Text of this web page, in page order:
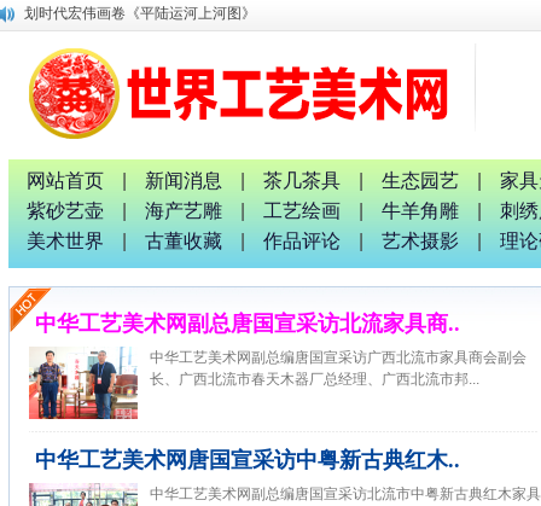
划时代宏伟画卷《平陆运河上河图》
唐国宣 谢伟良等出席八桂孔雀宴开业盛典活动
唐国宣采访中华唐氏宗亲广西分会副秘书长唐金军
融水梦呜苗寨十九坡会震撼天地 苗族服装服饰靓人间
中国专家评审团主席唐国宣采访桂林人大代表曹玉生并合影
南宁市委统战部副部长、市工商联党组书记张献辉谆谆教诲
2026广西红色诗词歌舞文艺联欢晚会新闻发布会暨启动仪式
广西非物质文化遗产研究院院长唐正柱致辞
网站首页 新闻消息 茶几茶具 生态园艺
家
紫砂艺壶
海产艺雕 工艺绘画 牛羊角雕
刺
美术世界
古董收藏 作品评论 艺术摄影 理
中华工艺美术网副总唐国宣采访北流家具商..
中华工艺美术网副总编唐国宣采访广西北流市家具商会副会
长、广西北流市春天木器厂总经理、广西北流市邦...
中华工艺美术网唐国宣采访中粤新古典红木..
中华工艺美术网副总编唐国宣采访北流市中粤新古典红木家具